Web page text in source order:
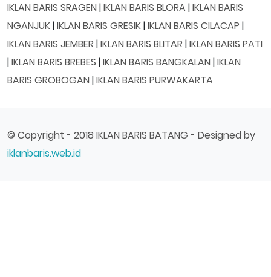
IKLAN BARIS SRAGEN|IKLAN BARIS BLORA |IKLAN BARIS
NGANJUK|IKLAN BARIS GRESIK|IKLAN BARIS CILACAP |
IKLAN BARIS JEMBER |IKLAN BARIS BLITAR |IKLAN BARIS PATI
|IKLAN BARIS BREBES |IKLAN BARIS BANGKALAN|IKLAN
BARIS GROBOGAN|IKLAN BARIS PURWAKARTA
© Copyright - 2018 IKLAN BARIS BATANG - Designed by
iklanbaris.web.id